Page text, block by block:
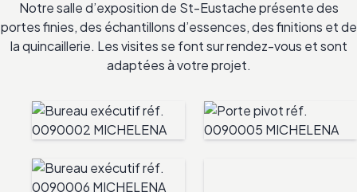
Notre salle d’exposition de St-Eustache présente des
portes finies, des échantillons d’essences, des finitions et de
la quincaillerie. Les visites se font sur rendez-vous et sont
adaptées à votre projet.